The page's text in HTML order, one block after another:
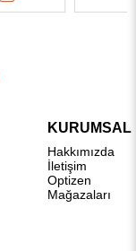
KURUMSAL
Hakkımızda
İletişim
Optizen
Mağazaları